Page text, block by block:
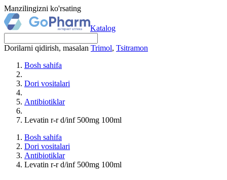
Manzilingizni ko'rsating
Katalog
Dorilarni qidirish, masalan Trimol, Tsitramon
Bosh sahifa
Dori vositalari
Antibiotiklar
Levatin r-r d/inf 500mg 100ml
Bosh sahifa
Dori vositalari
Antibiotiklar
Levatin r-r d/inf 500mg 100ml